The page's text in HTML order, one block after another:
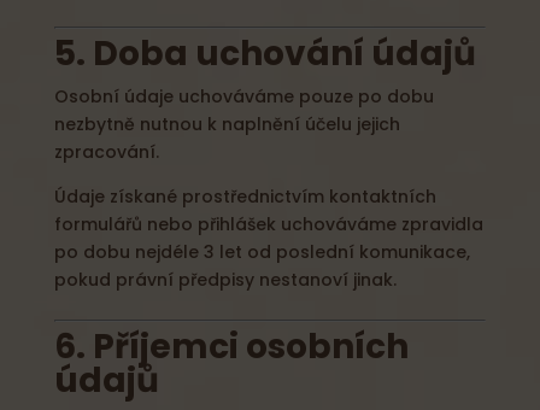
5. Doba uchování údajů
Osobní údaje uchováváme pouze po dobu
nezbytně nutnou k naplnění účelu jejich
zpracování.
Údaje získané prostřednictvím kontaktních
formulářů nebo přihlášek uchováváme zpravidla
po dobu nejdéle 3 let od poslední komunikace,
pokud právní předpisy nestanoví jinak.
6. Příjemci osobních
údajů